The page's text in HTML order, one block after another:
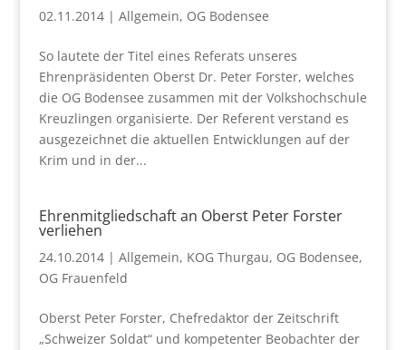
02.11.2014| Allgemein, OG Bodensee
So lautete der Titel eines Referats unseres
Ehrenpräsidenten Oberst Dr. Peter Forster, welches
die OG Bodensee zusammen mit der Volkshochschule
Kreuzlingen organisierte. Der Referent verstand es
ausgezeichnet die aktuellen Entwicklungen auf der
Krim und in der...
Ehrenmitgliedschaft an Oberst Peter Forster
verliehen
24.10.2014| Allgemein, KOG Thurgau, OG Bodensee,
OG Frauenfeld
Oberst Peter Forster, Chefredaktor der Zeitschrift
„Schweizer Soldat“ und kompetenter Beobachter der